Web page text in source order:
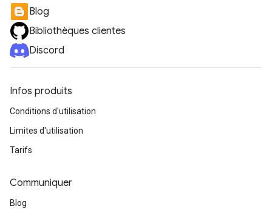
Blog
Bibliothèques clientes
Discord
Infos produits
Conditions d'utilisation
Limites d'utilisation
Tarifs
Communiquer
Blog